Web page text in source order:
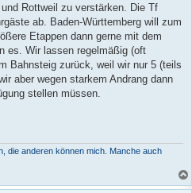
Rottweil zu verstärken. Die Tf
ab. Baden-Württemberg will zum
Etappen dann gerne mit dem
es. Wir lassen regelmäßig (oft
Bahnsteig zurück, weil wir nur 5 (teils
aber wegen starkem Andrang dann
stellen müssen.
die anderen können mich. Manche auch